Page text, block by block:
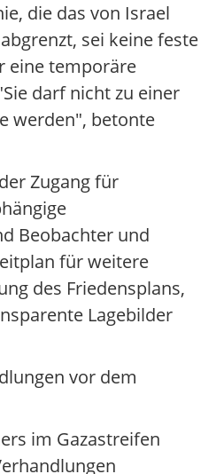
die das von Israel
sei keine feste
eine temporäre
darf nicht zu einer
werden", betonte
Zugang für
Beobachter und
für weitere
des Friedensplans,
Lagebilder
vor dem
im Gazastreifen